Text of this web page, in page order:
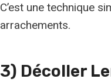
C’est une technique
arrachements.
3) Décoller